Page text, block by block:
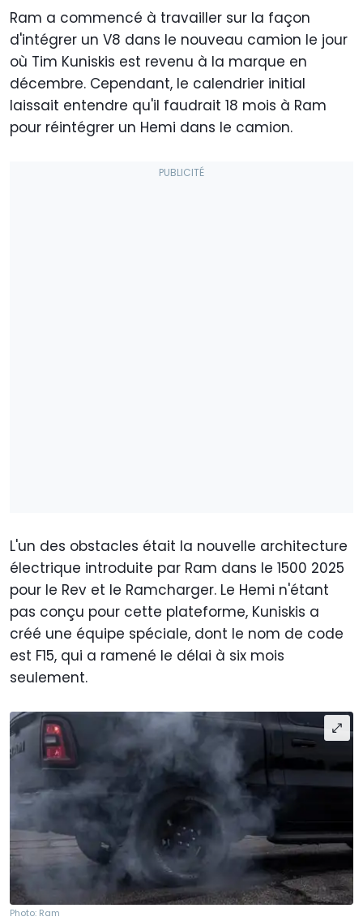
Ram a commencé à travailler sur la façon
d'intégrer un V8 dans le nouveau camion le jour
où Tim Kuniskis est revenu à la marque en
décembre. Cependant, le calendrier initial
laissait entendre qu'il faudrait 18 mois à Ram
pour réintégrer un Hemi dans le camion.
L'un des obstacles était la nouvelle architecture
électrique introduite par Ram dans le 1500 2025
pour le Rev et le Ramcharger. Le Hemi n'étant
pas conçu pour cette plateforme, Kuniskis a
créé une équipe spéciale, dont le nom de code
est F15, qui a ramené le délai à six mois
seulement.
Photo: Ram